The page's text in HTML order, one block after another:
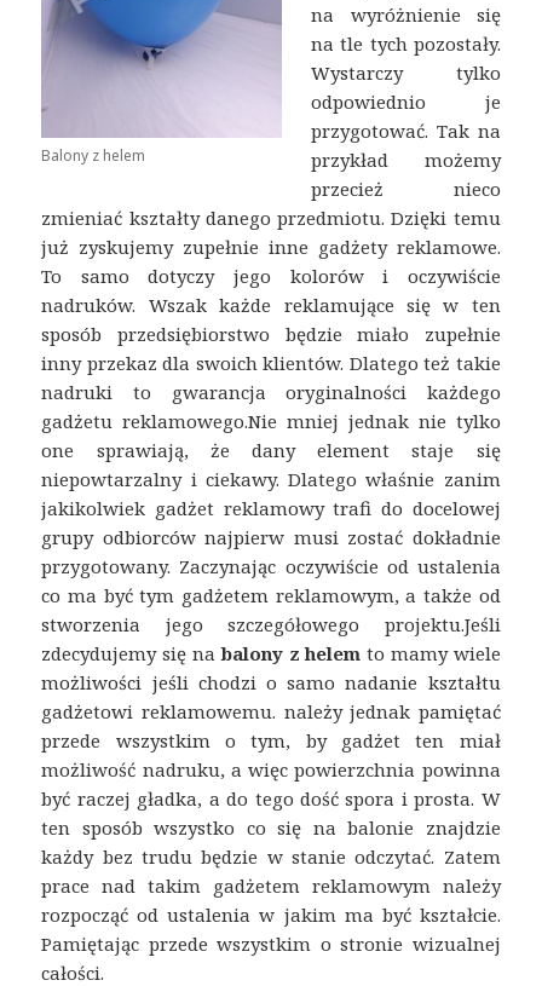
Balony z helem
na wyróżnienie się
na tle tych pozostały.
Wystarczy tylko
odpowiednio je
przygotować. Tak na
przykład możemy
przecież nieco
zmieniać kształty danego przedmiotu. Dzięki temu
już zyskujemy zupełnie inne gadżety reklamowe.
To samo dotyczy jego kolorów i oczywiście
nadruków. Wszak każde reklamujące się w ten
sposób przedsiębiorstwo będzie miało zupełnie
inny przekaz dla swoich klientów. Dlatego też takie
nadruki to gwarancja oryginalności każdego
gadżetu reklamowego.Nie mniej jednak nie tylko
one sprawiają, że dany element staje się
niepowtarzalny i ciekawy. Dlatego właśnie zanim
jakikolwiek gadżet reklamowy trafi do docelowej
grupy odbiorców najpierw musi zostać dokładnie
przygotowany. Zaczynając oczywiście od ustalenia
co ma być tym gadżetem reklamowym, a także od
stworzenia jego szczegółowego projektu.Jeśli
zdecydujemy się nabalony z helem to mamy wiele
możliwości jeśli chodzi o samo nadanie kształtu
gadżetowi reklamowemu. należy jednak pamiętać
przede wszystkim o tym, by gadżet ten miał
możliwość nadruku, a więc powierzchnia powinna
być raczej gładka, a do tego dość spora i prosta. W
ten sposób wszystko co się na balonie znajdzie
każdy bez trudu będzie w stanie odczytać. Zatem
prace nad takim gadżetem reklamowym należy
rozpocząć od ustalenia w jakim ma być kształcie.
Pamiętając przede wszystkim o stronie wizualnej
całości.